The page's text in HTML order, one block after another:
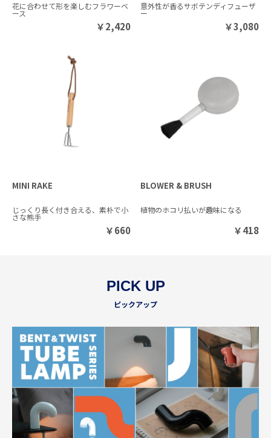
花に合わせて形を楽しむフラワーベ
ース
￥2,420
意外性が香るサボテンディフューザ
ー
￥3,080
MINI RAKE
じっくり長く付き合える、素朴で小
さな熊手
￥660
BLOWER & BRUSH
植物のホコリ払いが趣味になる
￥418
PICK UP
ピックアップ